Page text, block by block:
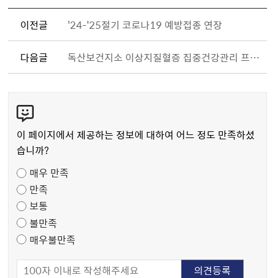
이전글 '24-'25절기 코로나19 예방접종 연장
다음글 독산보건지소 이상지질혈증 집중건강관리 프로그램 '다시 온(on)건강' 참여자 모집 안내
텐
츠
만
도
조
사
이 페이지에서 제공하는 정보에 대하여 어느 정도 만족하셨
습니까?
매우 만족
만족
보통
불만족
매우불만족